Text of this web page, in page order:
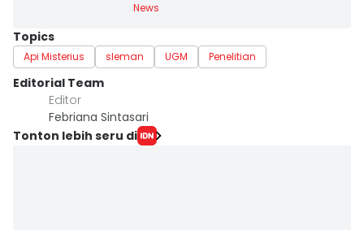
News
Topics
Api Misterius sleman UGM Penelitian
Editorial Team
Editor
Febriana Sintasari
Tonton lebih seru di